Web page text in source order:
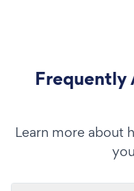
Frequently
Learn more about